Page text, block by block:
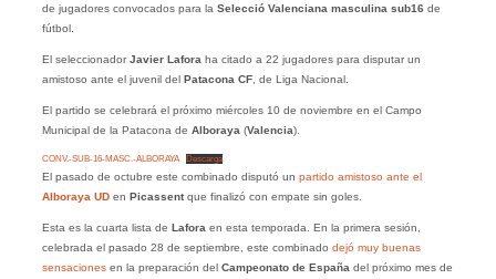
de jugadores convocados para la Selecció Valenciana masculina sub16 de
fútbol.
El seleccionadorJavier Lafora ha citado a 22 jugadores para disputar un
amistoso ante el juvenil del Patacona CF, de Liga Nacional.
El partido se celebrará el próximo miércoles 10 de noviembre en el Campo
Municipal de la Patacona de Alboraya (Valencia).
CONV.-SUB-16-MASC.-ALBORAYA Descarga
El pasado de octubre este combinado disputó un partido amistoso ante el
Alboraya UD en Picassentque finalizó con empate sin goles.
Esta es la cuarta lista de Lafora en esta temporada. En la primera sesión,
celebrada el pasado 28 de septiembre, este combinado dejó muy buenas
sensacionesen la preparación del Campeonato de España del próximo mes de